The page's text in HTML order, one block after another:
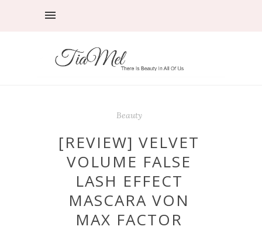
Beauty
[REVIEW] VELVET
VOLUME FALSE
LASH EFFECT
MASCARA VON
MAX FACTOR